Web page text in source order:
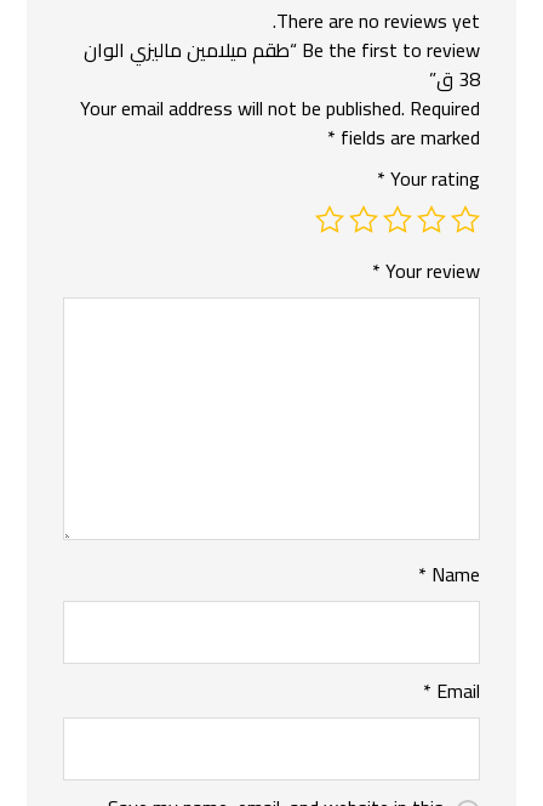
There are no reviews yet.
Be the first to review “طقم ميلامين ماليزي الوان
38 ق”
Your email address will not be published. Required
fields are marked
*
Your rating
*
Your review
*
Name
*
Email
*